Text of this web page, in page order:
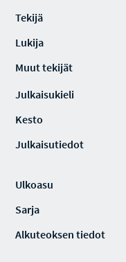
Tekijä
Lukija
Muut tekijät
Julkaisukieli
Kesto
Julkaisutiedot
Ulkoasu
Sarja
Alkuteoksen tiedot